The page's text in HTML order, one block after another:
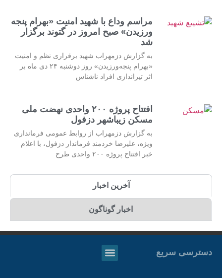
مراسم وداع با شهید امنیت «بهرام پنجه
ورزیدن» صبح امروز در گتوند برگزار
شد
به گزارش دزمهراب شهید برقراری نظم و امنیت
«بهرام پنجه‌ورزیدن» روز دوشنبه ۲۴ دی ماه بر
اثر تیراندازی افراد ناشناس
افتتاح پروژه ۲۰۰ واحدی نهضت ملی
مسکن زیباشهر دزفول
به گزارش دزمهراب از روابط عمومی فرمانداری
ویژه، علیرضا خردمند فرماندار دزفول، با اعلام
خبر افتتاح پروژه ۲۰۰ واحدی طرح
آخرین اخبار
اخبار گوناگون
دسترسی سریع